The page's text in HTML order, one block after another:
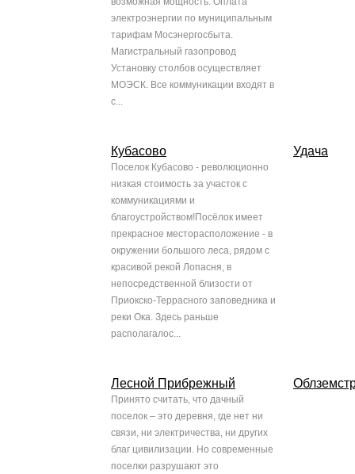
электроэнергии по муниципальным
тарифам Мосэнергосбыта.
Магистральный газопровод
Установку столбов осуществляет
МОЭСК. Все коммуникации входят в
с...
Кубасово
Поселок Кубасово - революционно
низкая стоимость за участок с
коммуникациями и
благоустройством!Посёлок имеет
прекрасное месторасположение - в
окружении большого леса, рядом с
красивой рекой Лопасня, в
непосредственной близости от
Приокско-Террасного заповедника и
реки Ока. Здесь раньше
располагалос...
Удача
Лесной Прибрежный
Принято считать, что дачный
поселок – это деревня, где нет ни
связи, ни электричества, ни других
благ цивилизации. Но современные
поселки разрушают это